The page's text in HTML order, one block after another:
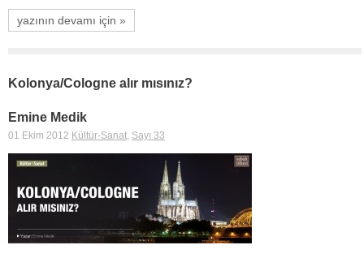
yazının devamı için »
Kolonya/Cologne alır mısınız?
Emine Medik
01 Ekim 2012 Kültür-Sanat, Sayı 33